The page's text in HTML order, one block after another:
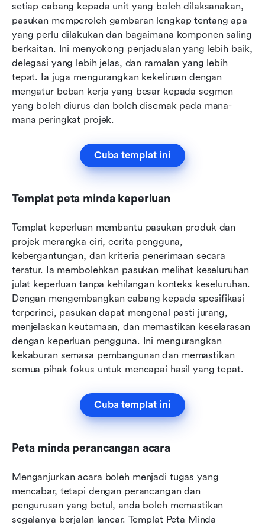
setiap cabang kepada unit yang boleh dilaksanakan,
pasukan memperoleh gambaran lengkap tentang apa
yang perlu dilakukan dan bagaimana komponen saling
berkaitan. Ini menyokong penjadualan yang lebih baik,
delegasi yang lebih jelas, dan ramalan yang lebih
tepat. Ia juga mengurangkan kekeliruan dengan
mengatur beban kerja yang besar kepada segmen
yang boleh diurus dan boleh disemak pada mana-
mana peringkat projek.
Cuba templat ini
Templat peta minda keperluan
Templat keperluan membantu pasukan produk dan
projek merangka ciri, cerita pengguna,
kebergantungan, dan kriteria penerimaan secara
teratur. Ia membolehkan pasukan melihat keseluruhan
julat keperluan tanpa kehilangan konteks keseluruhan.
Dengan mengembangkan cabang kepada spesifikasi
terperinci, pasukan dapat mengenal pasti jurang,
menjelaskan keutamaan, dan memastikan keselarasan
dengan keperluan pengguna. Ini mengurangkan
kekaburan semasa pembangunan dan memastikan
semua pihak fokus untuk mencapai hasil yang tepat.
Cuba templat ini
Peta minda perancangan acara
Menganjurkan acara boleh menjadi tugas yang
mencabar, tetapi dengan perancangan dan
pengurusan yang betul, anda boleh memastikan
segalanya berjalan lancar. Templat Peta Minda